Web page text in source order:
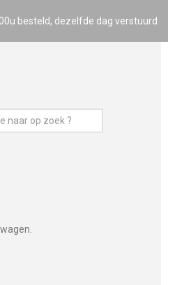
besteld, dezelfde dag verstuurd